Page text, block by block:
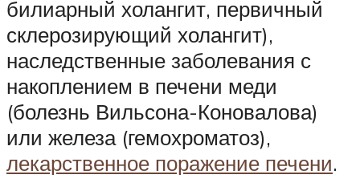
билиарный холангит, первичный
склерозирующий холангит),
наследственные заболевания с
накоплением в печени меди
(болезнь Вильсона-Коновалова)
или железа (гемохроматоз),
лекарственное поражение печени.